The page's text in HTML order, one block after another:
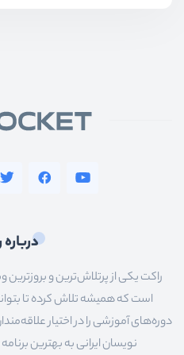
راکت یکی از پرتلاش‌ترین و
است که همیشه تلاش کرده تا
دوره‌های آموزشی را در اختیار
نویسان ایرانی به بهترین